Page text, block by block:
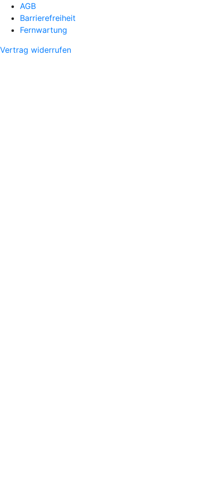
AGB
Barrierefreiheit
Fernwartung
Vertrag widerrufen